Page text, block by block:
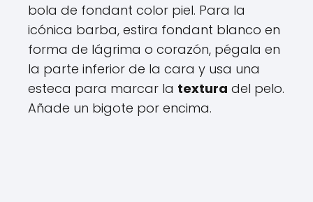
bola de fondant color piel. Para la
icónica barba, estira fondant blanco en
forma de lágrima o corazón, pégala en
la parte inferior de la cara y usa una
esteca para marcar la textura del pelo.
Añade un bigote por encima.